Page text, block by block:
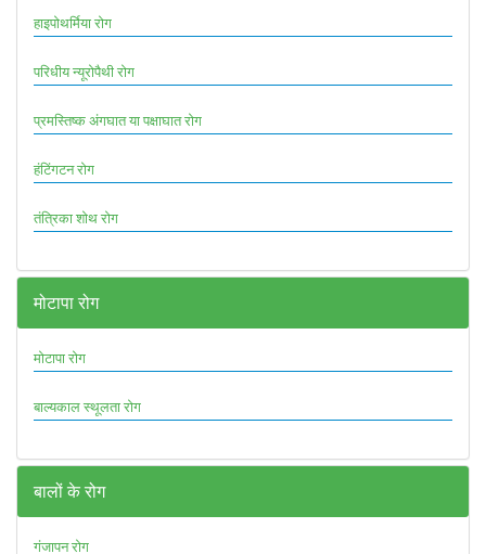
हाइपोथर्मिया रोग
परिधीय न्यूरोपैथी रोग
प्रमस्तिष्क अंगघात या पक्षाघात रोग
हंटिंगटन रोग
तंत्रिका शोथ रोग
मोटापा रोग
मोटापा रोग
बाल्यकाल स्थूलता रोग
बालों के रोग
गंजापन रोग